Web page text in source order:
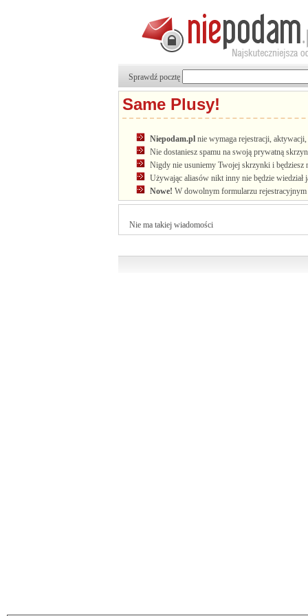
Sprawdź pocztę
Same Plusy!
Niepodam.pl nie wymaga rejestracji,
Nie dostaniesz spamu na swoją prywatną
Nigdy nie usuniemy Twojej skrzynki i będziesz
Używając aliasów nikt inny nie będzie wiedział
Nowe! W dowolnym formularzu rejestracyjnym
Nie ma takiej wiadomości